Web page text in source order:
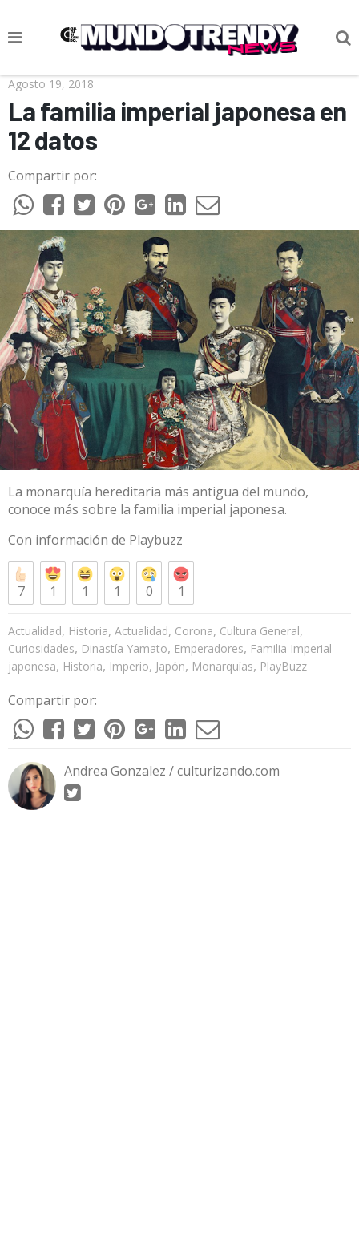
NOTICIAS
CULTURA POP
CIENCIA Y TECNOLOGÍA
VIDA
SOCIEDAD
CULTURIZANDO.COM
Agosto 19, 2018
La familia imperial japonesa en
12 datos
Compartir por:
La monarquía hereditaria más antigua del mundo,
conoce más sobre la familia imperial japonesa.
Con información de Playbuzz
7 1 1 1 0 1
Actualidad, Historia, Actualidad, Corona, Cultura General,
Curiosidades, Dinastía Yamato, Emperadores, Familia Imperial
japonesa, Historia, Imperio, Japón, Monarquías, PlayBuzz
Compartir por:
Andrea Gonzalez / culturizando.com